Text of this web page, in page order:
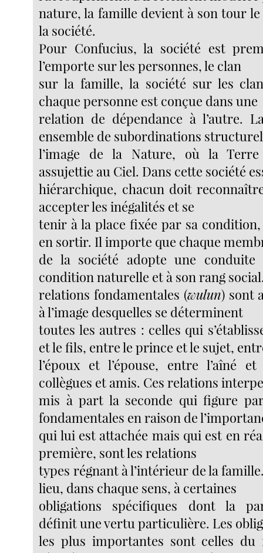
nature, la famille devient à son tour
la société.
Pour Confucius, la société est
l’emporte sur les personnes, le clan
sur la famille, la société sur les
chaque personne est conçue dans une
relation de dépendance à l’autre.
ensemble de subordinations
l’image de la Nature, où la
assujettie au Ciel. Dans cette société
hiérarchique, chacun doit
accepter les inégalités et se
tenir à la place fixée par sa
en sortir. Il importe que chaque
de la société adopte une conduite
condition naturelle et à son rang
relations fondamentales (wulun) sont
à l’image desquelles se déterminent
toutes les autres : celles qui
et le fils, entre le prince et le sujet,
l’époux et l’épouse, entre l’aîné
collègues et amis. Ces relations
mis à part la seconde qui figure
fondamentales en raison de
qui lui est attachée mais qui est en
première, sont les relations
types régnant à l’intérieur de la
lieu, dans chaque sens, à certaines
obligations spécifiques dont la
définit une vertu particulière. Les
les plus importantes sont celles du